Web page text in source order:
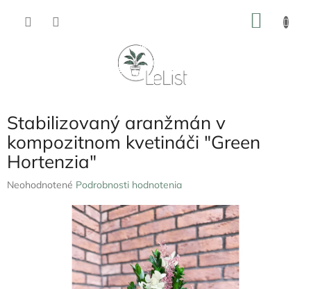
Stabilizovaný aranžmán v
kompozitnom kvetináči "Green
Hortenzia"
Priemerné
Neohodnotené Podrobnosti hodnotenia